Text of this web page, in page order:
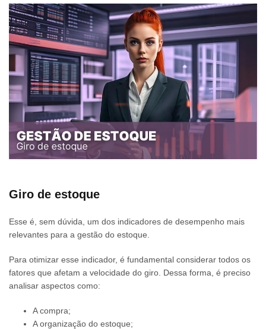
Giro de estoque
Esse é, sem dúvida, um dos indicadores de desempenho mais
relevantes para a gestão do estoque.
Para otimizar esse indicador, é fundamental considerar todos os
fatores que afetam a velocidade do giro. Dessa forma, é preciso
analisar aspectos como:
A compra;
A organização do estoque;